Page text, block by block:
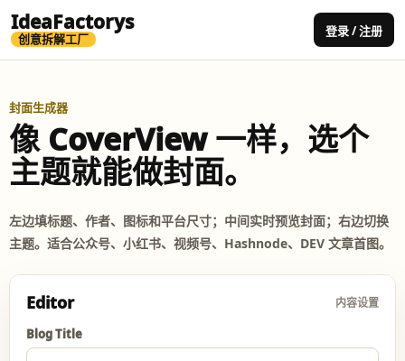
IdeaFactorys
创意拆解工厂
登录 / 注册
封面生成器
像 CoverView 一样，选个
主题就能做封面。
左边填标题、作者、图标和平台尺寸；中间实时预览封面；右边切换
主题。适合公众号、小红书、视频号、Hashnode、DEV 文章首图。
Editor 内容设置
Blog Title